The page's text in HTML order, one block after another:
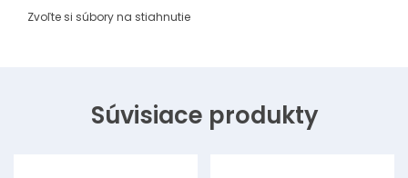
A
Zvoľte si súbory na stiahnutie
Súvisiace produkty